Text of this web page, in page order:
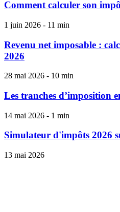
Comment calculer son
1 juin 2026 - 11 min
Revenu net imposable :
2026
28 mai 2026 - 10 min
Les tranches d’imposition
14 mai 2026 - 1 min
Simulateur d'impôts 2026
13 mai 2026